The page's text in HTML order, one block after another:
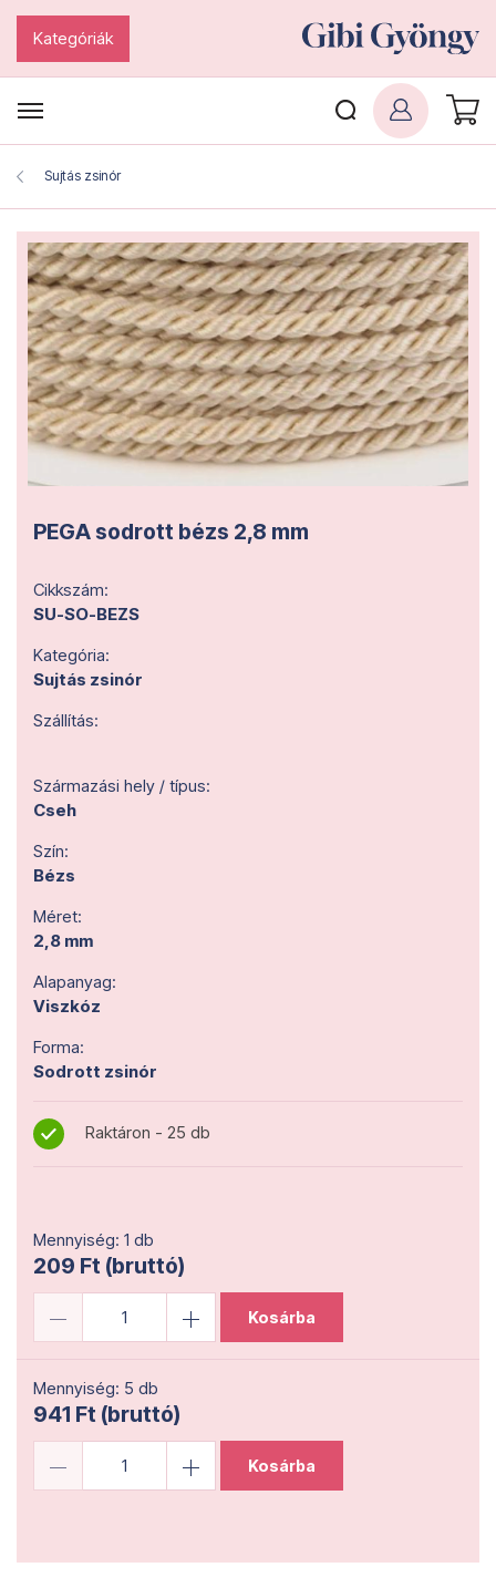
Kategóriák
Sujtás zsinór
PEGA sodrott bézs 2,8 mm
Cikkszám:
SU-SO-BEZS
Kategória:
Sujtás zsinór
Szállítás:
Származási hely / típus:
Cseh
Szín:
Bézs
Méret:
2,8 mm
Alapanyag:
Viszkóz
Forma:
Sodrott zsinór
Raktáron - 25 db
Mennyiség: 1 db
209 Ft (bruttó)
Kosárba
Mennyiség: 5 db
941 Ft (bruttó)
Kosárba